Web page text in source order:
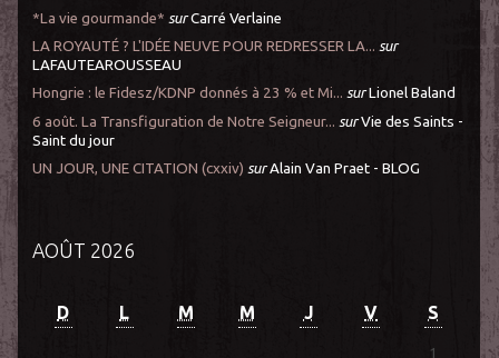
*La vie gourmande* surCarré Verlaine
LA ROYAUTÉ ? L'IDÉE NEUVE POUR REDRESSER LA... sur
LAFAUTEAROUSSEAU
Hongrie : le Fidesz/KDNP donnés à 23 % et Mi... surLionel Baland
6 août. La Transfiguration de Notre Seigneur... surVie des Saints -
Saint du jour
UN JOUR, UNE CITATION (cxxiv) surAlain Van Praet - BLOG
AOÛT 2026
D L M M J V S
1